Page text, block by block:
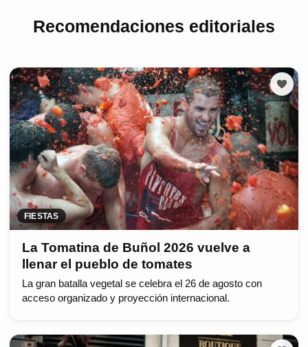
Recomendaciones editoriales
FIESTAS
La Tomatina de Buñol 2026 vuelve a
llenar el pueblo de tomates
La gran batalla vegetal se celebra el 26 de agosto con
acceso organizado y proyección internacional.